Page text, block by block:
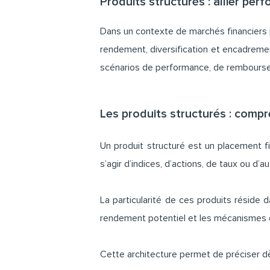
Dans un contexte de marchés
rendement, diversification et
scénarios de performance, de
Les produits structurés :
Un produit structuré est un placement
s’agir d’indices, d’actions, de taux ou
La particularité de ces produits réside
rendement potentiel et les
Cette architecture permet de préciser